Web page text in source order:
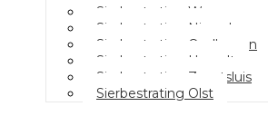
Sierbestrating Wezep
Sierbestrating Nieuwleusen
Sierbestrating Oudleusen
Sierbestrating Hasselt
Sierbestrating Zwartsluis
Sierbestrating Olst